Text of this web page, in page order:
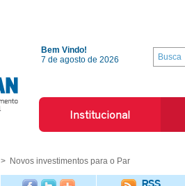
Bem Vindo!
7 de agosto de 2026
Institucional
> Novos investimentos para o Par